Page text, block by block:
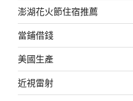
澎湖花火節住宿推薦
當鋪借錢
美國生產
近視雷射